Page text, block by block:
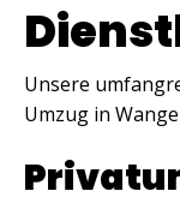
Unsere
Umzug in